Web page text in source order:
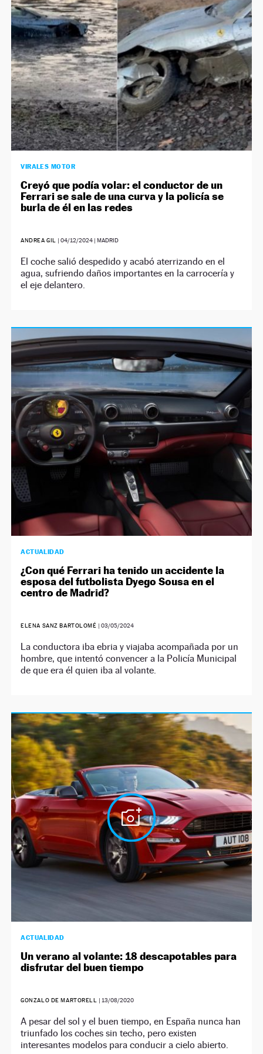
NEWSLETTER
SÍGUENOS
VIRALES MOTOR
Creyó que podía volar: el conductor de un
Ferrari se sale de una curva y la policía se
burla de él en las redes
ANDREA GIL | 04/12/2024| MADRID
El coche salió despedido y acabó aterrizando en el
agua, sufriendo daños importantes en la carrocería y
el eje delantero.
ACTUALIDAD
¿Con qué Ferrari ha tenido un accidente la
esposa del futbolista Dyego Sousa en el
centro de Madrid?
ELENA SANZ BARTOLOMÉ | 03/05/2024
La conductora iba ebria y viajaba acompañada por un
hombre, que intentó convencer a la Policía Municipal
de que era él quien iba al volante.
ACTUALIDAD
Un verano al volante: 18 descapotables para
disfrutar del buen tiempo
GONZALO DE MARTORELL | 13/08/2020
A pesar del sol y el buen tiempo, en España nunca han
triunfado los coches sin techo, pero existen
interesantes modelos para conducir a cielo abierto.